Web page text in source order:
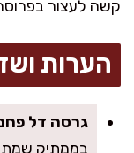
קשה לעצור
הערות
גרסה דל
בממתיק